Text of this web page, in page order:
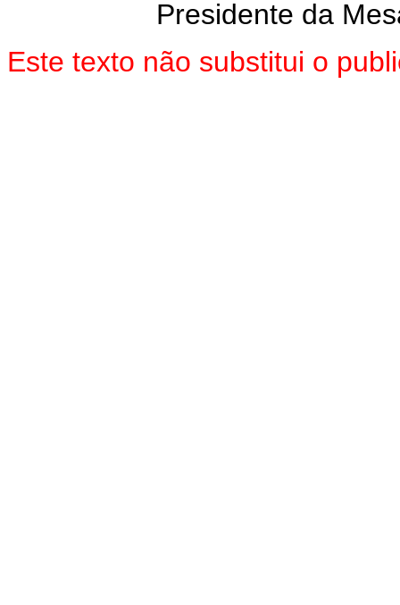
Presidente da
Este texto não substitui o